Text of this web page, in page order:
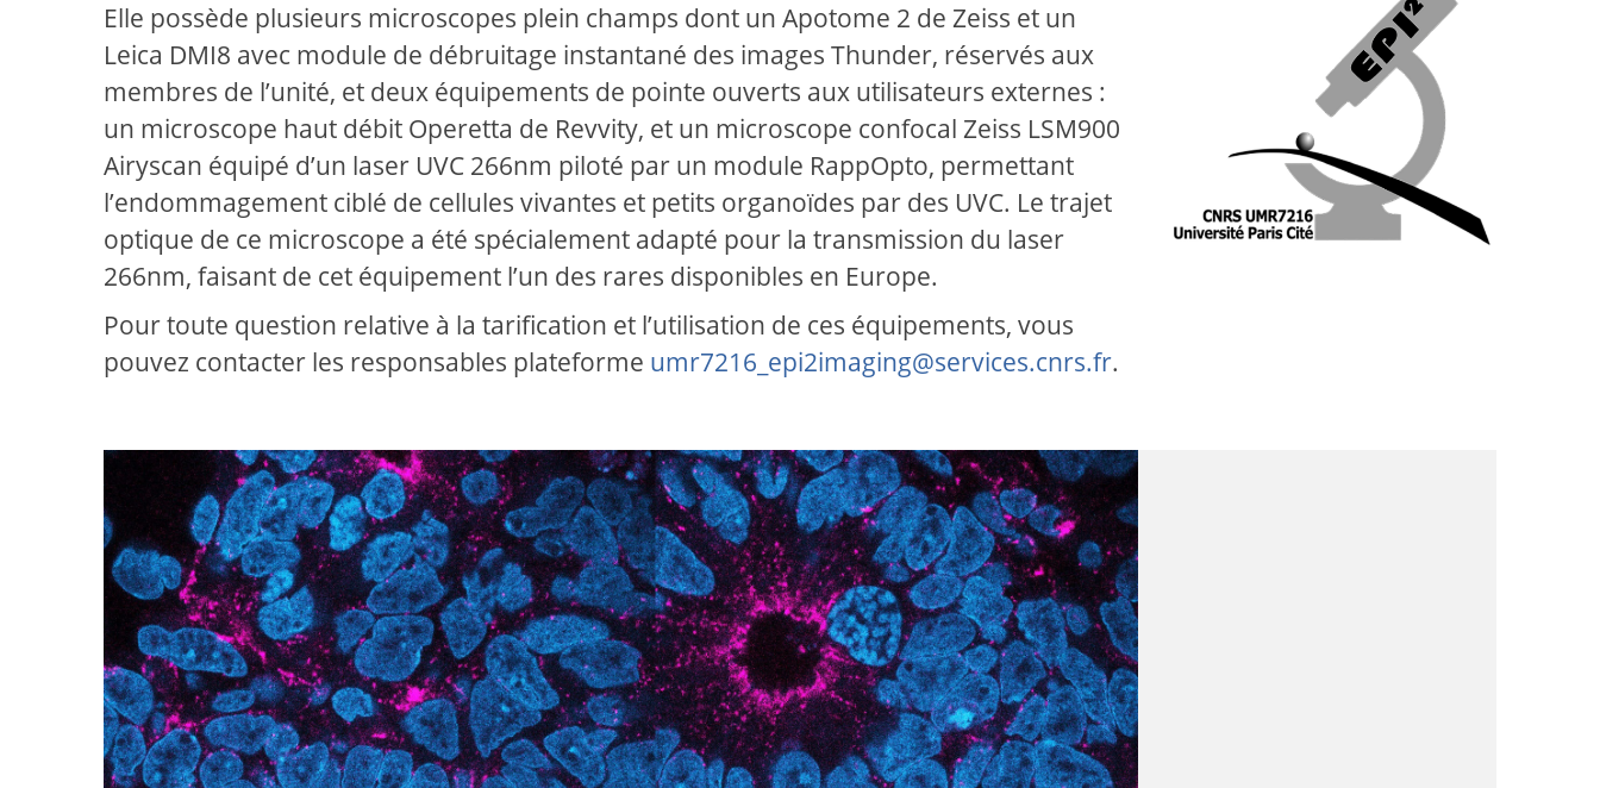
Elle possède plusieurs microscopes plein champs dont un Apotome 2 de Zeiss et un
Leica DMI8 avec module de débruitage instantané des images Thunder, réservés aux
membres de l’unité, et deux équipements de pointe ouverts aux utilisateurs externes :
un microscope haut débit Operetta de Revvity, et un microscope confocal Zeiss LSM900
Airyscan équipé d’un laser UVC 266nm piloté par un module RappOpto, permettant
l’endommagement ciblé de cellules vivantes et petits organoïdes par des UVC. Le trajet
optique de ce microscope a été spécialement adapté pour la transmission du laser
266nm, faisant de cet équipement l’un des rares disponibles en Europe.
Pour toute question relative à la tarification et l’utilisation de ces équipements, vous
pouvez contacter les responsables plateforme umr7216_epi2imaging@services.cnrs.fr.